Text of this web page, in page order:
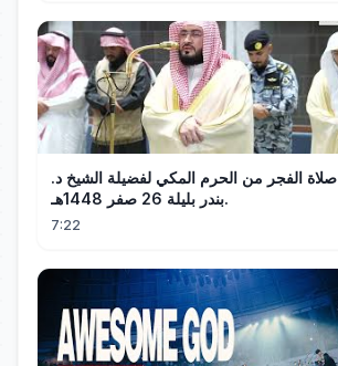
صلاة الفجر من الحرم المكي لفضيلة الشيخ د.
بندر بليلة 26 صفر 1448هـ.
7:22